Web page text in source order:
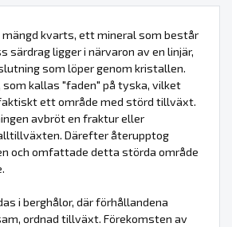
mängd kvarts, ett mineral som består
särdrag ligger i närvaron av en linjär,
som löper genom kristallen.
som kallas "faden" på tyska, vilket
ett område med störd tillväxt.
avbröt en fraktur eller
Därefter återupptog
och omfattade detta störda område
i berghålor, där förhållandena
ordnad tillväxt. Förekomsten av